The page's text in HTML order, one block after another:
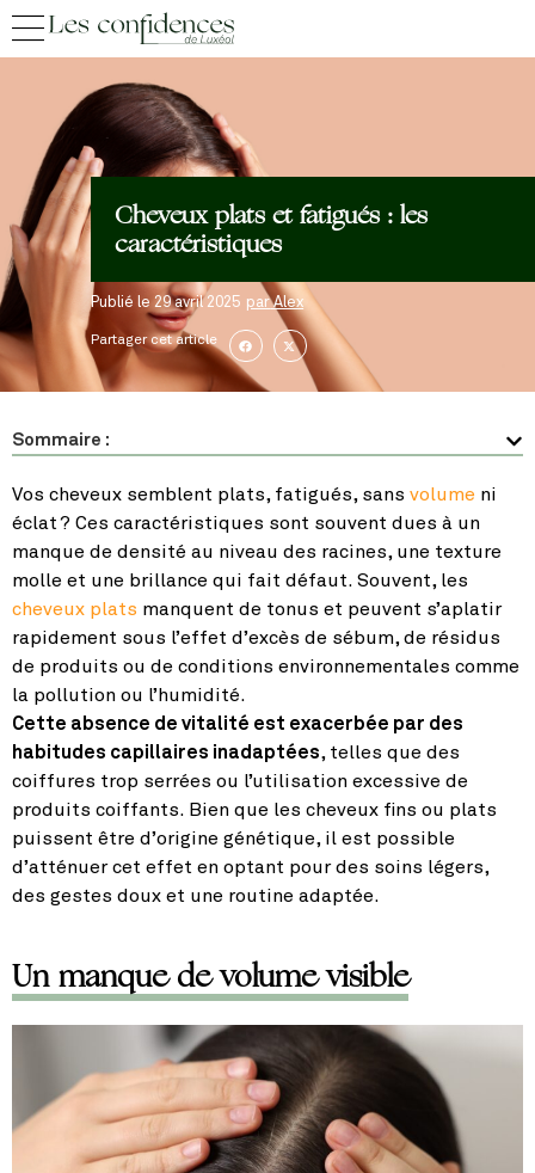
Cheveux plats et fatigués : les
caractéristiques
Publié le29 avril 2025 parAlex
Partager cet article
Sommaire :
Vos cheveux semblent plats, fatigués, sans volume ni
éclat ? Ces caractéristiques sont souvent dues à un
manque de densité au niveau des racines, une texture
molle et une brillance qui fait défaut. Souvent, les
cheveux plats manquent de tonus et peuvent s’aplatir
rapidement sous l’effet d’excès de sébum, de résidus
de produits ou de conditions environnementales comme
la pollution ou l’humidité.
Cette absence de vitalité est exacerbée par des
habitudes capillaires inadaptées, telles que des
coiffures trop serrées ou l’utilisation excessive de
produits coiffants. Bien que les cheveux fins ou plats
puissent être d’origine génétique, il est possible
d’atténuer cet effet en optant pour des soins légers,
des gestes doux et une routine adaptée.
Un manque de volume visible